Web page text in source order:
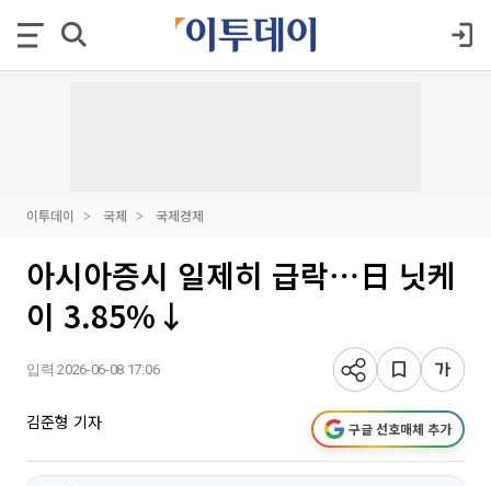
이투데이 국제 국제경제
아시아증시 일제히 급락⋯日 닛케
이 3.85%↓
입력 2026-06-08 17:06
김준형 기자 구글 선호매체 추가